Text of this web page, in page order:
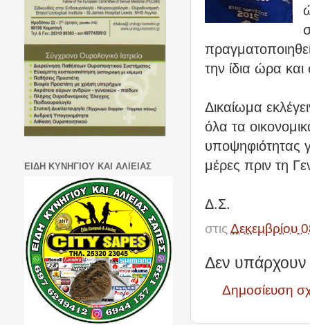
την ίδια ώρα και
Δικαίωμα
όλα τα
υποψηφιότητας
μέρες πριν τη
Δ.Σ.
στις Δεκεμβρίου
Δεν υπάρχουν
Δημοσίευση
ΕΙΔΗ ΚΥΝΗΓΙΟΥ ΚΑΙ ΑΛΙΕΙΑΣ